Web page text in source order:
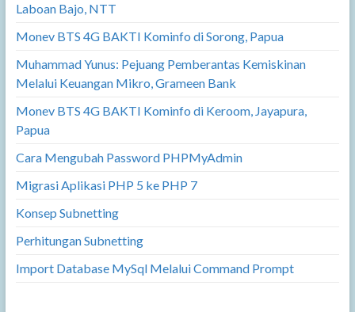
Laboan Bajo, NTT
Monev BTS 4G BAKTI Kominfo di Sorong, Papua
Muhammad Yunus: Pejuang Pemberantas Kemiskinan
Melalui Keuangan Mikro, Grameen Bank
Monev BTS 4G BAKTI Kominfo di Keroom, Jayapura,
Papua
Cara Mengubah Password PHPMyAdmin
Migrasi Aplikasi PHP 5 ke PHP 7
Konsep Subnetting
Perhitungan Subnetting
Import Database MySql Melalui Command Prompt